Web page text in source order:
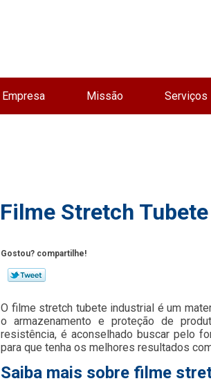
Empresa Missão Serviços
Filme Stretch
Gostou? compartilhe!
O filme stretch tubete industrial é um
o armazenamento e proteção de
resistência, é aconselhado buscar pelo
para que tenha os melhores resultados
Saiba mais sobre filme